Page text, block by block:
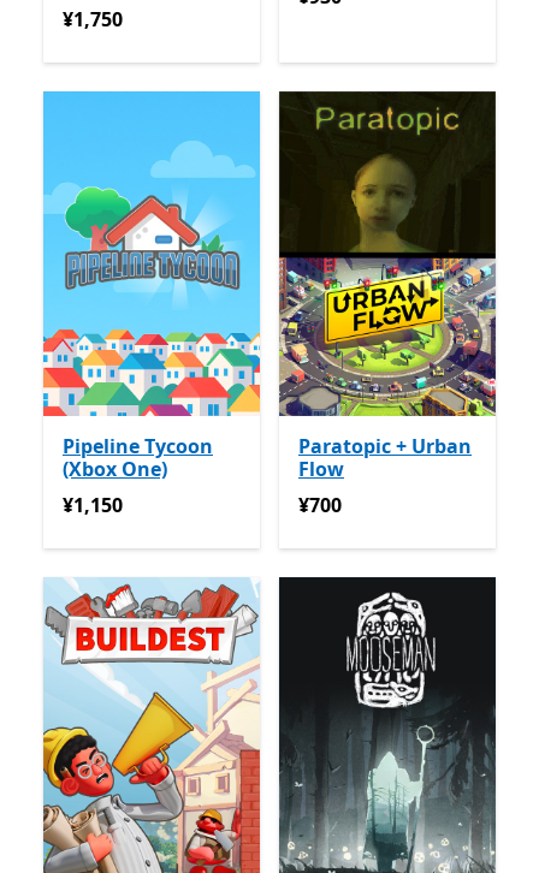
¥1,750
¥1,750
Pipeline Tycoon
(Xbox One)
¥1,150
¥1,150
Paratopic + Urban
Flow
¥700
¥700